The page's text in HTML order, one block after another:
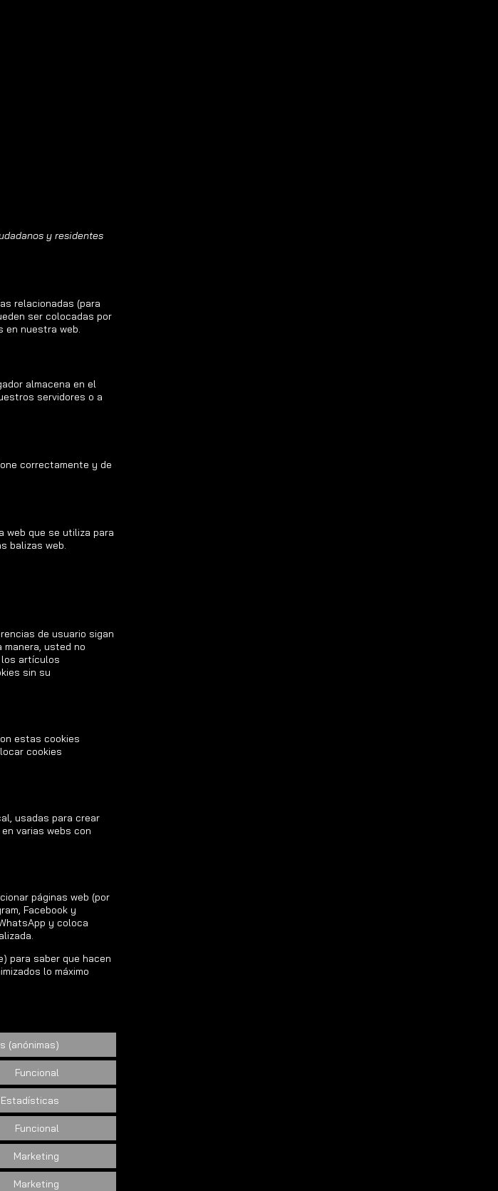
y residentes
relacionadas (para
ser colocadas por
en nuestra web.
almacena en el
servidores o a
correctamente y de
web que se utiliza para
balizas web.
de usuario sigan
usted no
los artículos
sin su
estas cookies
cookies
usadas para crear
varias webs con
páginas web (por
Facebook y
y coloca
para saber que hacen
lo máximo
(anónimas)
Funcional
Estadísticas
Funcional
Marketing
Marketing